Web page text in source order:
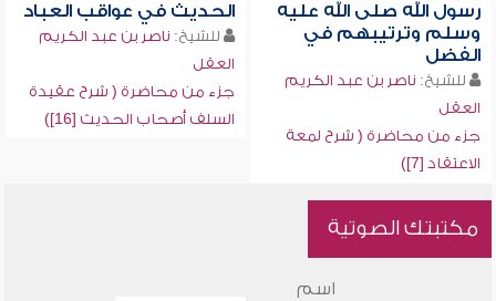
رسول الله صلى الله عليه
وسلم وترتيبهم في
الفضل
للشيخ: ناصر بن عبد الكريم
العقل
جزء من محاضرة ( شرح لمعة
الاعتقاد [7])
الحديث في عواقب العباد
للشيخ: ناصر بن عبد الكريم
العقل
جزء من محاضرة ( شرح عقيدة
السلف أصحاب الحديث [16])
مكتبتك الصوتية
اسم